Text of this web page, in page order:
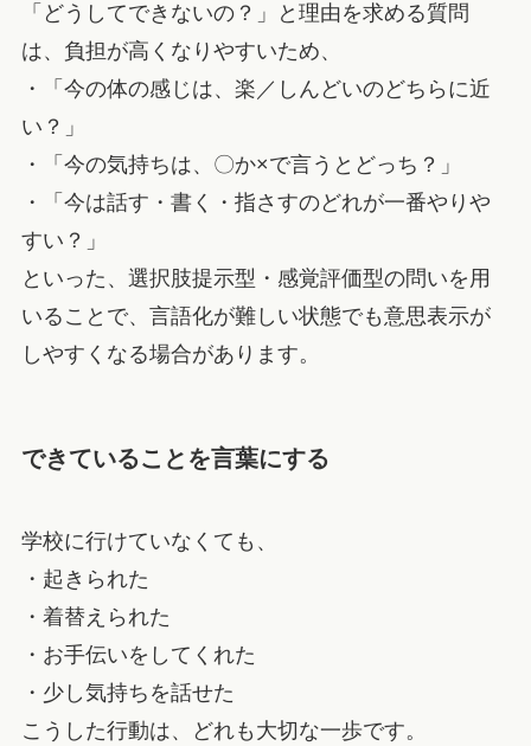
「どうしてできないの？」と理由を求める質問
は、負担が高くなりやすいため、
・「今の体の感じは、楽／しんどいのどちらに近
い？」
・「今の気持ちは、〇か×で言うとどっち？」
・「今は話す・書く・指さすのどれが一番やりや
すい？」
といった、選択肢提示型・感覚評価型の問いを用
いることで、言語化が難しい状態でも意思表示が
しやすくなる場合があります。
できていることを言葉にする
学校に行けていなくても、
・起きられた
・着替えられた
・お手伝いをしてくれた
・少し気持ちを話せた
こうした行動は、どれも大切な一歩です。